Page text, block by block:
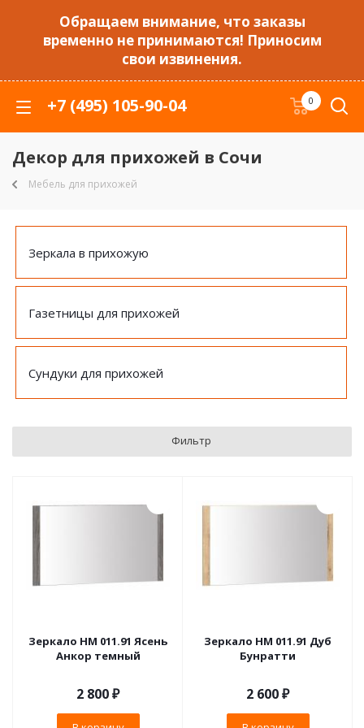
Обращаем внимание, что заказы
временно не принимаются! Приносим
свои извинения.
+7 (495) 105-90-04 0
Декор для прихожей в Сочи
Мебель для прихожей
Зеркала в прихожую
Газетницы для прихожей
Сундуки для прихожей
Фильтр
Зеркало НМ 011.91 Ясень
Анкор темный
2 800₽
Зеркало НМ 011.91 Дуб
Бунратти
2 600₽